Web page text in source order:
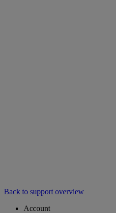
Back to support overview
Account